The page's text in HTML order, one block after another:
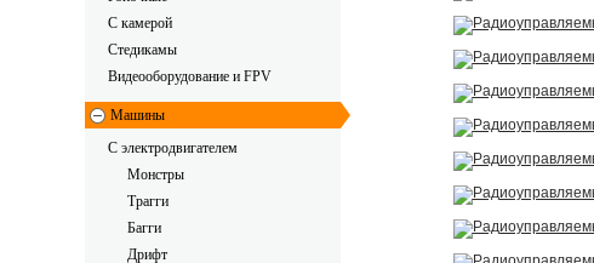
C камерой
Стедикамы
Видеооборудование и FPV
Машины
С электродвигателем
Монстры
Трагги
Багги
Дрифт